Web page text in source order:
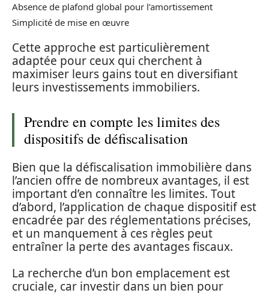
Absence de plafond global pour l’amortissement
Simplicité de mise en œuvre
Cette approche est particulièrement
adaptée pour ceux qui cherchent à
maximiser leurs gains tout en diversifiant
leurs investissements immobiliers.
Prendre en compte les limites des
dispositifs de défiscalisation
Bien que la défiscalisation immobilière dans
l’ancien offre de nombreux avantages, il est
important d’en connaître les limites. Tout
d’abord, l’application de chaque dispositif est
encadrée par des réglementations précises,
et un manquement à ces règles peut
entraîner la perte des avantages fiscaux.
La recherche d’un bon emplacement est
cruciale, car investir dans un bien pour